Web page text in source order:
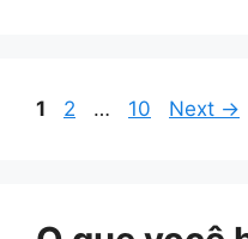
Page
1 Page
2 … Page
10 Next →